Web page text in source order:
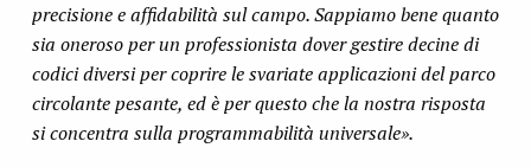
precisione e affidabilità sul campo. Sappiamo bene quanto
sia oneroso per un professionista dover gestire decine di
codici diversi per coprire le svariate applicazioni del parco
circolante pesante, ed è per questo che la nostra risposta
si concentra sulla programmabilità universale».